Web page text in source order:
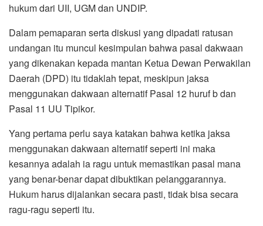
hukum dari UII, UGM dan UNDIP.
Dalam pemaparan serta diskusi yang dipadati ratusan
undangan itu muncul kesimpulan bahwa pasal dakwaan
yang dikenakan kepada mantan Ketua Dewan Perwakilan
Daerah (DPD) itu tidaklah tepat, meskipun jaksa
menggunakan dakwaan alternatif Pasal 12 huruf b dan
Pasal 11 UU Tipikor.
Yang pertama perlu saya katakan bahwa ketika jaksa
menggunakan dakwaan alternatif seperti ini maka
kesannya adalah ia ragu untuk memastikan pasal mana
yang benar-benar dapat dibuktikan pelanggarannya.
Hukum harus dijalankan secara pasti, tidak bisa secara
ragu-ragu seperti itu.